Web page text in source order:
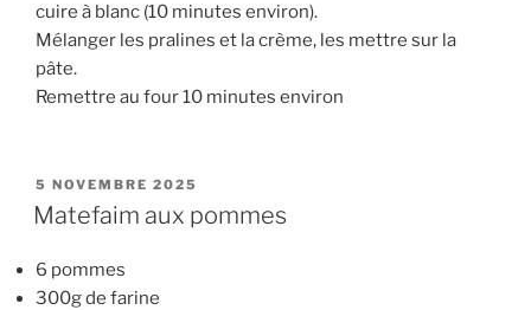
cuire à blanc (10 minutes environ).
Mélanger les pralines et la crème, les mettre sur la
pâte.
Remettre au four 10 minutes environ
PUBLIÉ
LE
5 NOVEMBRE 2025
Matefaim aux pommes
6 pommes
300g de farine